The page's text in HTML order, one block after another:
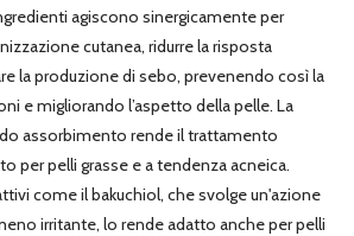
agiscono sinergicamente per
cutanea, ridurre la risposta
la produzione di sebo, prevenendo così la
e migliorando l’aspetto della pelle. La
assorbimento rende il trattamento
per pelli grasse e a tendenza acneica.
come il bakuchiol, che svolge un'azione
irritante, lo rende adatto anche per pelli